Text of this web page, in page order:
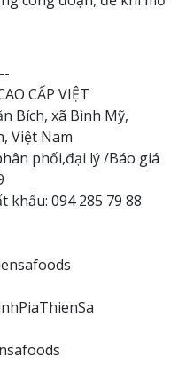
CẤP VIỆT
Bích, xã Bình Mỹ,
Việt Nam
phối,đại lý /Báo giá
094 285 79 88